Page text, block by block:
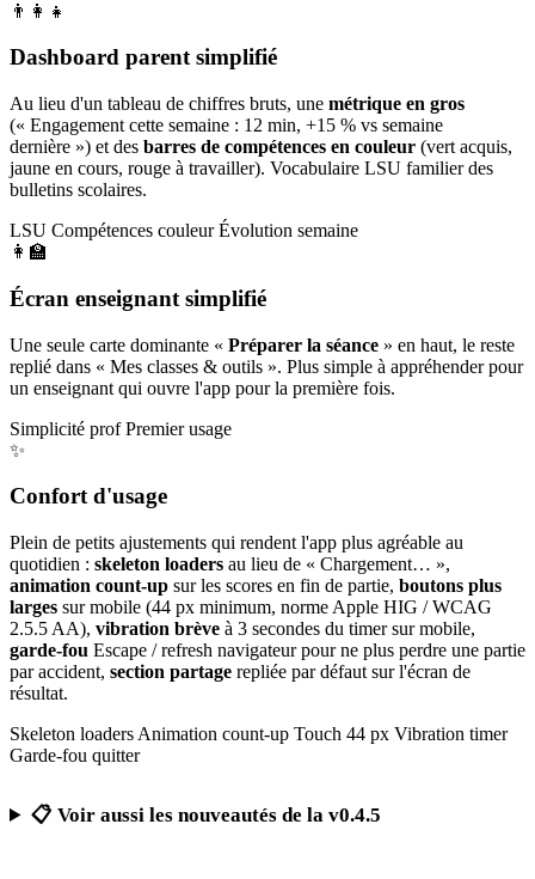
👨‍👩‍👧
Dashboard parent simplifié
Au lieu d'un tableau de chiffres bruts, une métrique en gros
(« Engagement cette semaine : 12 min, +15 % vs semaine
dernière ») et des barres de compétences en couleur (vert acquis,
jaune en cours, rouge à travailler). Vocabulaire LSU familier des
bulletins scolaires.
LSU Compétences couleur Évolution semaine
👩‍🏫
Écran enseignant simplifié
Une seule carte dominante « Préparer la séance » en haut, le reste
replié dans « Mes classes & outils ». Plus simple à appréhender pour
un enseignant qui ouvre l'app pour la première fois.
Simplicité prof Premier usage
✨
Confort d'usage
Plein de petits ajustements qui rendent l'app plus agréable au
quotidien : skeleton loaders au lieu de « Chargement… »,
animation count-up sur les scores en fin de partie, boutons plus
larges sur mobile (44 px minimum, norme Apple HIG / WCAG
2.5.5 AA), vibration brève à 3 secondes du timer sur mobile,
garde-fou Escape / refresh navigateur pour ne plus perdre une partie
par accident, section partage repliée par défaut sur l'écran de
résultat.
Skeleton loaders Animation count-up Touch 44 px Vibration timer
Garde-fou quitter
📋 Voir aussi les nouveautés de la v0.4.5